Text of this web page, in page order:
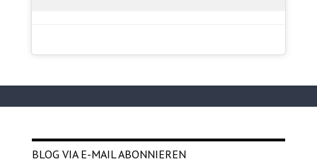
BLOG VIA E-MAIL ABONNIEREN